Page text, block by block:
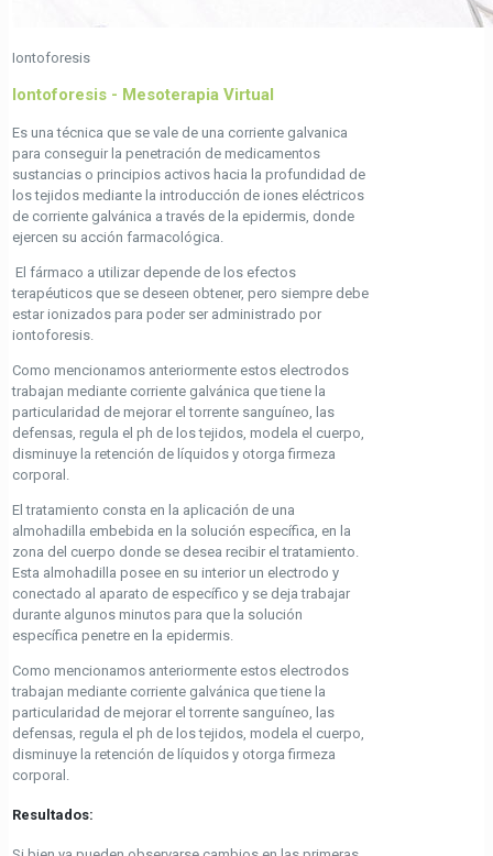
Iontoforesis
Iontoforesis - Mesoterapia Virtual
Es una técnica que se vale de una corriente galvanica
para conseguir la penetración de medicamentos
sustancias o principios activos hacia la profundidad de
los tejidos mediante la introducción de iones eléctricos
de corriente galvánica a través de la epidermis, donde
ejercen su acción farmacológica.
El fármaco a utilizar depende de los efectos
terapéuticos que se deseen obtener, pero siempre debe
estar ionizados para poder ser administrado por
iontoforesis.
Como mencionamos anteriormente estos electrodos
trabajan mediante corriente galvánica que tiene la
particularidad de mejorar el torrente sanguíneo, las
defensas, regula el ph de los tejidos, modela el cuerpo,
disminuye la retención de líquidos y otorga firmeza
corporal.
El tratamiento consta en la aplicación de una
almohadilla embebida en la solución específica, en la
zona del cuerpo donde se desea recibir el tratamiento.
Esta almohadilla posee en su interior un electrodo y
conectado al aparato de específico y se deja trabajar
durante algunos minutos para que la solución
específica penetre en la epidermis.
Como mencionamos anteriormente estos electrodos
trabajan mediante corriente galvánica que tiene la
particularidad de mejorar el torrente sanguíneo, las
defensas, regula el ph de los tejidos, modela el cuerpo,
disminuye la retención de líquidos y otorga firmeza
corporal.
Resultados: